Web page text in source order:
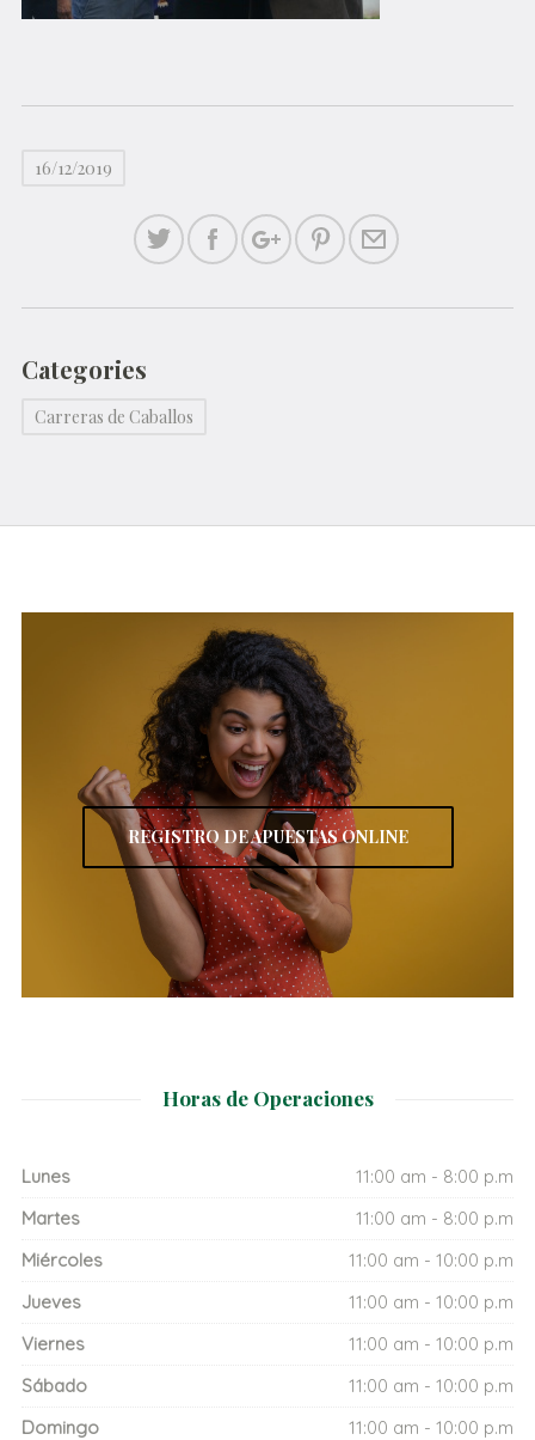
16/12/2019
Categories
Carreras de Caballos
REGISTRO DE APUESTAS ONLINE
Horas de Operaciones
Lunes
11:00 am - 8:00 p.m
Martes
11:00 am - 8:00 p.m
Miércoles
11:00 am - 10:00 p.m
Jueves
11:00 am - 10:00 p.m
Viernes
11:00 am - 10:00 p.m
Sábado
11:00 am - 10:00 p.m
Domingo
11:00 am - 10:00 p.m